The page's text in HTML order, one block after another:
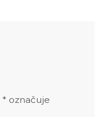
* označuje